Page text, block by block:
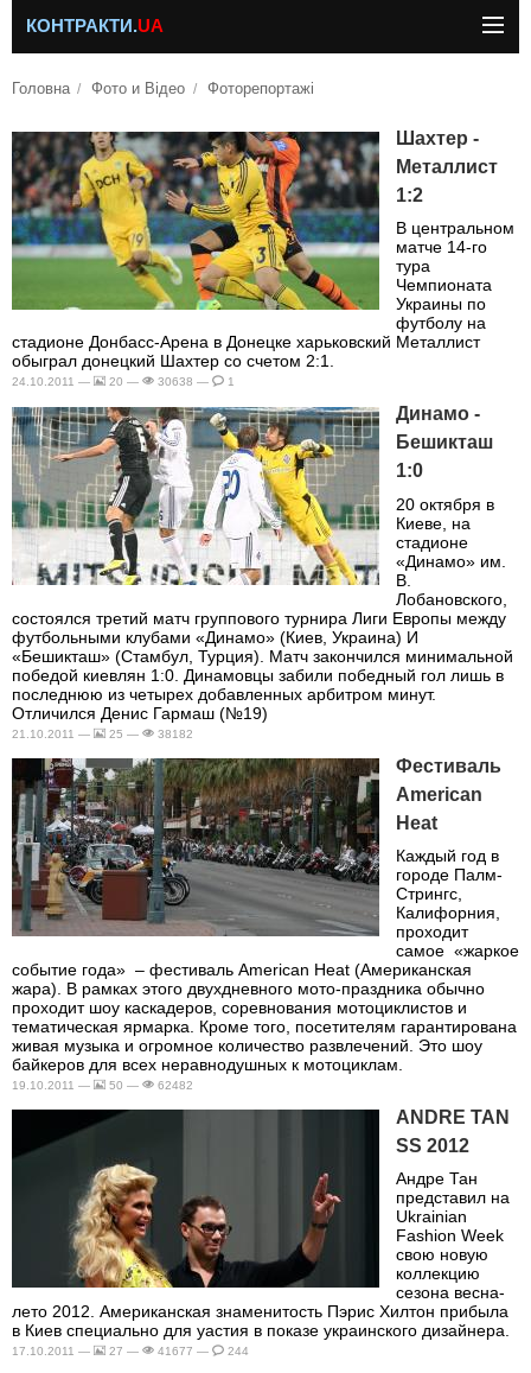
КОНТРАКТИ.UA
Головна Фото и Відео Фоторепортажі
Шахтер -
Металлист
1:2
В центральном
матче 14-го
тура
Чемпионата
Украины по
футболу на
стадионе Донбасс-Арена в Донецке харьковский Металлист
обыграл донецкий Шахтер со счетом 2:1.
24.10.2011 — 20 — 30638 — 1
Динамо -
Бешикташ
1:0
20 октября в
Киеве, на
стадионе
«Динамо» им.
В.
Лобановского,
состоялся третий матч группового турнира Лиги Европы между
футбольными клубами «Динамо» (Киев, Украина) И
«Бешикташ» (Стамбул, Турция). Матч закончился минимальной
победой киевлян 1:0. Динамовцы забили победный гол лишь в
последнюю из четырех добавленных арбитром минут.
Отличился Денис Гармаш (№19)
21.10.2011 — 25 — 38182
Фестиваль
American
Heat
Каждый год в
городе Палм-
Стрингс,
Калифорния,
проходит
самое «жаркое
событие года» – фестиваль American Heat (Американская
жара). В рамках этого двухдневного мото-праздника обычно
проходит шоу каскадеров, соревнования мотоциклистов и
тематическая ярмарка. Кроме того, посетителям гарантирована
живая музыка и огромное количество развлечений. Это шоу
байкеров для всех неравнодушных к мотоциклам.
19.10.2011 — 50 — 62482
ANDRE TAN
SS 2012
Андре Тан
представил на
Ukrainian
Fashion Week
свою новую
коллекцию
сезона весна-
лето 2012. Американская знаменитость Пэрис Хилтон прибыла
в Киев специально для уастия в показе украинского дизайнера.
17.10.2011 — 27 — 41677 — 244